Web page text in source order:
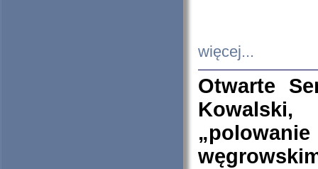
więcej...
Otwarte